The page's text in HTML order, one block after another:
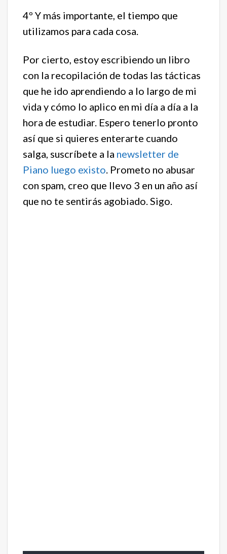
4º Y más importante, el tiempo que
utilizamos para cada cosa.
Por cierto, estoy escribiendo un libro
con la recopilación de todas las tácticas
que he ido aprendiendo a lo largo de mi
vida y cómo lo aplico en mi día a día a la
hora de estudiar. Espero tenerlo pronto
así que si quieres enterarte cuando
salga, suscríbete a la newsletter de
Piano luego existo. Prometo no abusar
con spam, creo que llevo 3 en un año así
que no te sentirás agobiado. Sigo.